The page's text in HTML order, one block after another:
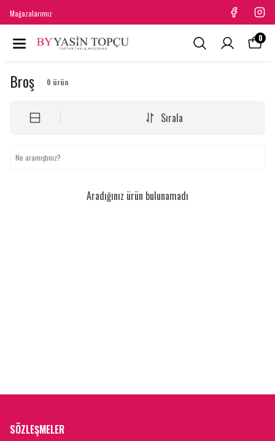
Mağazalarımız
0
Broş 0 ürün
Sırala
Aradığınız ürün bulunamadı
SÖZLEŞMELER